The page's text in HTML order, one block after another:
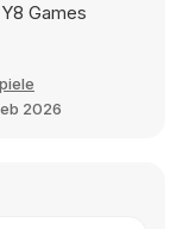
Games
2026